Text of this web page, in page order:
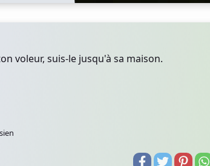
voleur, suis-le jusqu'à sa maison.